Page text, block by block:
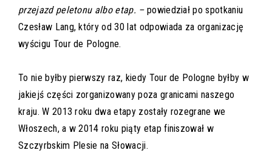
przejazd peletonu albo etap. – powiedział po spotkaniu
Czesław Lang, który od 30 lat odpowiada za organizację
wyścigu Tour de Pologne.
To nie byłby pierwszy raz, kiedy Tour de Pologne byłby w
jakiejś części zorganizowany poza granicami naszego
kraju. W 2013 roku dwa etapy zostały rozegrane we
Włoszech, a w 2014 roku piąty etap finiszował w
Szczyrbskim Plesie na Słowacji.